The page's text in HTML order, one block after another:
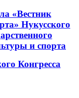
«Вестник
Нукусского
и спорта
Конгресса